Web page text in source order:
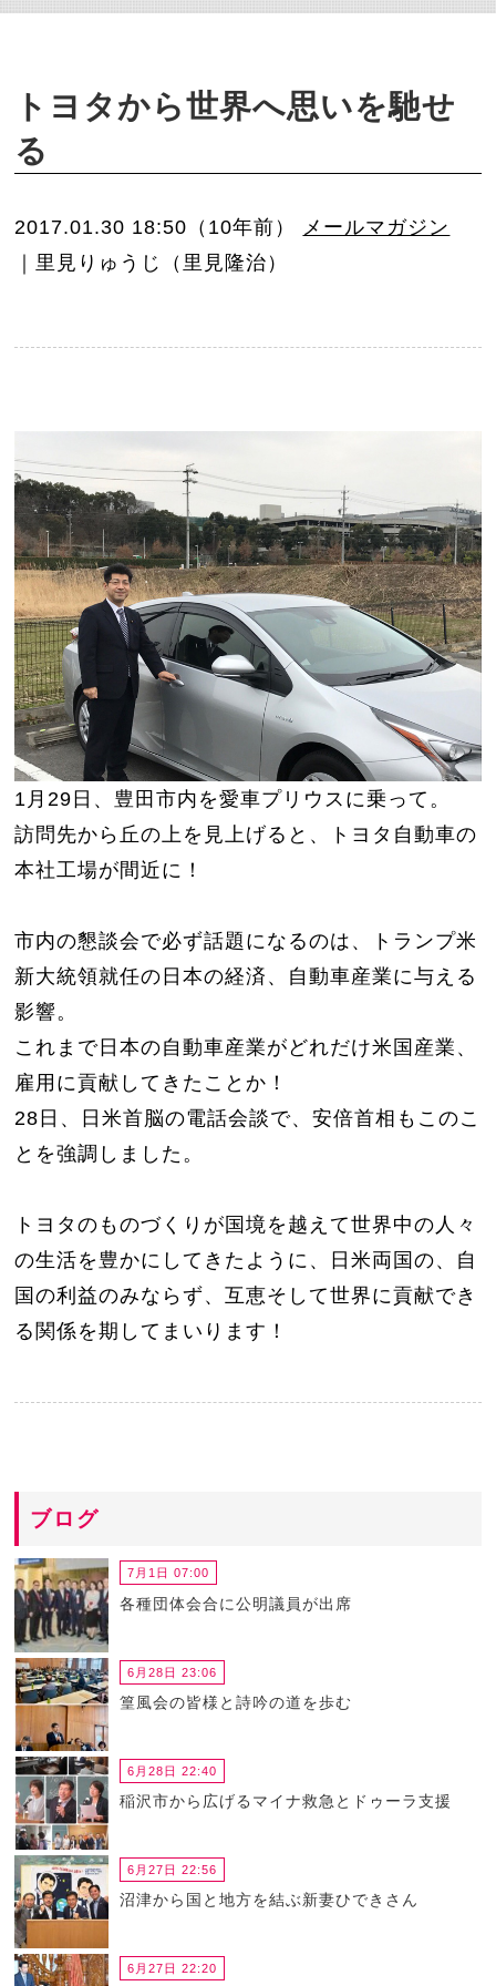
トヨタから世界へ思いを馳せ
る
2017.01.30 18:50（10年前） メールマガジン
｜里見りゅうじ（里見隆治）
1月29日、豊田市内を愛車プリウスに乗って。
訪問先から丘の上を見上げると、トヨタ自動車の
本社工場が間近に！
市内の懇談会で必ず話題になるのは、トランプ米
新大統領就任の日本の経済、自動車産業に与える
影響。
これまで日本の自動車産業がどれだけ米国産業、
雇用に貢献してきたことか！
28日、日米首脳の電話会談で、安倍首相もこのこ
とを強調しました。
トヨタのものづくりが国境を越えて世界中の人々
の生活を豊かにしてきたように、日米両国の、自
国の利益のみならず、互恵そして世界に貢献でき
る関係を期してまいります！
ブログ
7月1日 07:00
各種団体会合に公明議員が出席
6月28日 23:06
篁風会の皆様と詩吟の道を歩む
6月28日 22:40
稲沢市から広げるマイナ救急とドゥーラ支援
6月27日 22:56
沼津から国と地方を結ぶ新妻ひできさん
6月27日 22:20